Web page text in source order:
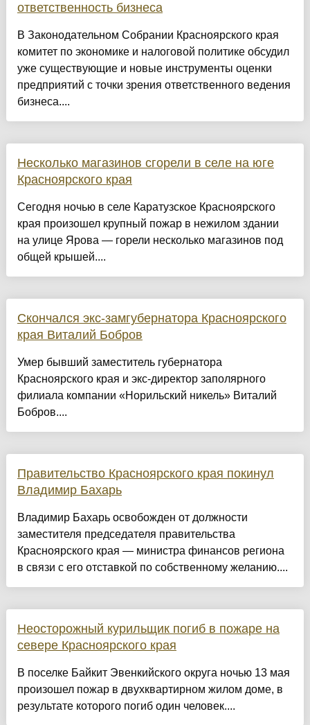
ответственность бизнеса
В Законодательном Собрании Красноярского края
комитет по экономике и налоговой политике обсудил
уже существующие и новые инструменты оценки
предприятий с точки зрения ответственного ведения
бизнеса....
Несколько магазинов сгорели в селе на юге
Красноярского края
Сегодня ночью в селе Каратузское Красноярского
края произошел крупный пожар в нежилом здании
на улице Ярова — горели несколько магазинов под
общей крышей....
Скончался экс-замгубернатора Красноярского
края Виталий Бобров
Умер бывший заместитель губернатора
Красноярского края и экс-директор заполярного
филиала компании «Норильский никель» Виталий
Бобров....
Правительство Красноярского края покинул
Владимир Бахарь
Владимир Бахарь освобожден от должности
заместителя председателя правительства
Красноярского края — министра финансов региона
в связи с его отставкой по собственному желанию....
Неосторожный курильщик погиб в пожаре на
севере Красноярского края
В поселке Байкит Эвенкийского округа ночью 13 мая
произошел пожар в двухквартирном жилом доме, в
результате которого погиб один человек....